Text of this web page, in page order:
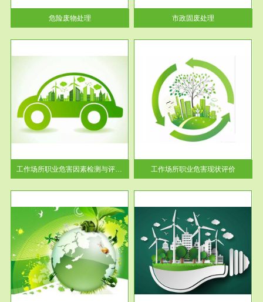
危险废物处理
理处...
市政固废处理
工作场所职业危害因素检测与评价...
服务范围
工作场所职业危害现状评价
【现状评价意义】：具体因素---
-通过质谱分析等多种手段明确
工作场...
工作场所职业危害现状评价
服务范围
废气测试
检测范围工业废气检测包括有机
废气和无机废气。有机废气主要